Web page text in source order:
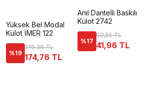
Yüksek Bel Modal
Külot İMER 122
%19
216,36 TL
174,76 TL
Anıl Dantelli Baskılı
Külot 2742
%17
50,55 TL
41,96 TL